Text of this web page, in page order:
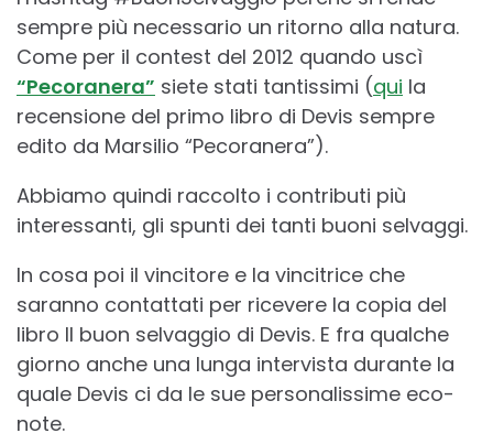
sempre più necessario un ritorno alla natura.
Come per il contest del 2012 quando uscì
“Pecoranera” siete stati tantissimi (qui la
recensione del primo libro di Devis sempre
edito da Marsilio “Pecoranera”).
Abbiamo quindi raccolto i contributi più
interessanti, gli spunti dei tanti buoni selvaggi.
In cosa poi il vincitore e la vincitrice che
saranno contattati per ricevere la copia del
libro Il buon selvaggio di Devis. E fra qualche
giorno anche una lunga intervista durante la
quale Devis ci da le sue personalissime eco-
note.